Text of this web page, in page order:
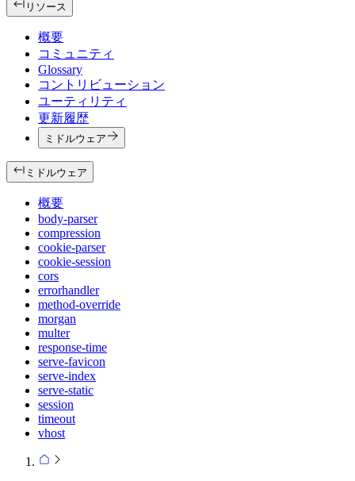
リソース
概要
コミュニティ
Glossary
コントリビューション
ユーティリティ
更新履歴
ミドルウェア
ミドルウェア
概要
body-parser
compression
cookie-parser
cookie-session
cors
errorhandler
method-override
morgan
multer
response-time
serve-favicon
serve-index
serve-static
session
timeout
vhost